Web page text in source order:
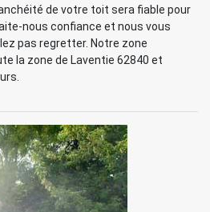
de votre toit sera fiable pour
nous confiance et nous vous
pas regretter. Notre zone
la zone de Laventie 62840 et